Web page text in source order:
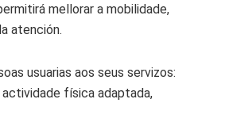
mellorar a mobilidade,
atención.
usuarias aos seus servizos:
física adaptada,